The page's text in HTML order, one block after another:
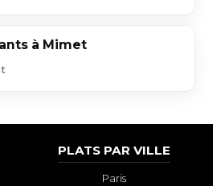
à Mimet
PLATS PAR VILLE
Paris